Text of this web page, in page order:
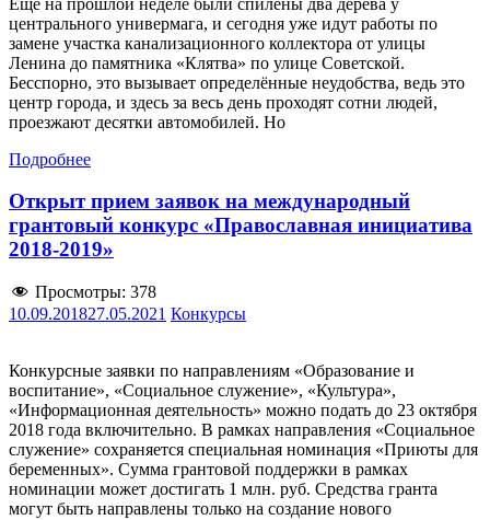
центрального универмага, и сегодня уже идут работы по
замене участка канализационного коллектора от улицы
Ленина до памятника «Клятва» по улице Советской.
Бесспорно, это вызывает определённые неудобства, ведь это
центр города, и здесь за весь день проходят сотни людей,
проезжают десятки автомобилей. Но
Подробнее
Открыт прием заявок на международный
грантовый конкурс «Православная инициатива
2018-2019»
Просмотры: 378
10.09.201827.05.2021 Конкурсы
Конкурсные заявки по направлениям «Образование и
воспитание», «Социальное служение», «Культура»,
«Информационная деятельность» можно подать до 23 октября
2018 года включительно. В рамках направления «Социальное
служение» сохраняется специальная номинация «Приюты для
беременных». Сумма грантовой поддержки в рамках
номинации может достигать 1 млн. руб. Средства гранта
могут быть направлены только на создание нового